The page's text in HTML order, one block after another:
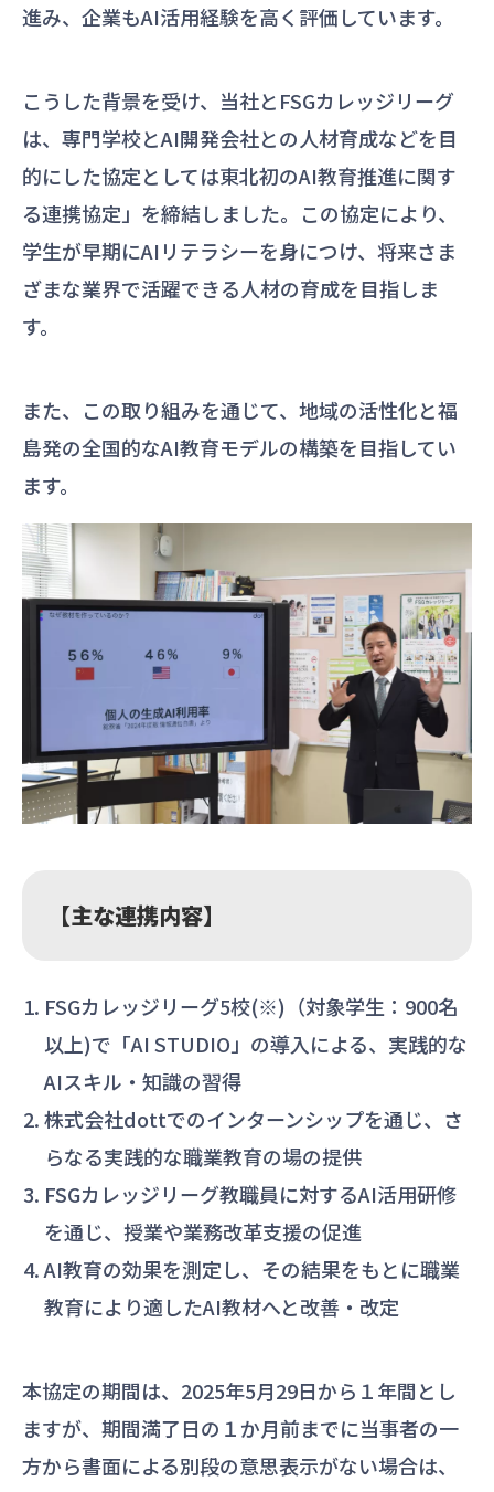
進み、企業もAI活用経験を高く評価しています。
こうした背景を受け、当社とFSGカレッジリーグ
は、専門学校とAI開発会社との人材育成などを目
的にした協定としては東北初のAI教育推進に関す
る連携協定」を締結しました。この協定により、
学生が早期にAIリテラシーを身につけ、将来さま
ざまな業界で活躍できる人材の育成を目指しま
す。
また、この取り組みを通じて、地域の活性化と福
島発の全国的なAI教育モデルの構築を目指してい
ます。
【主な連携内容】
FSGカレッジリーグ5校(※)（対象学生：900名
以上)で「AI STUDIO」の導入による、実践的な
AIスキル・知識の習得
株式会社dottでのインターンシップを通じ、さ
らなる実践的な職業教育の場の提供
FSGカレッジリーグ教職員に対するAI活用研修
を通じ、授業や業務改革支援の促進
AI教育の効果を測定し、その結果をもとに職業
教育により適したAI教材へと改善・改定
本協定の期間は、2025年5月29日から１年間とし
ますが、期間満了日の１か月前までに当事者の一
方から書面による別段の意思表示がない場合は、